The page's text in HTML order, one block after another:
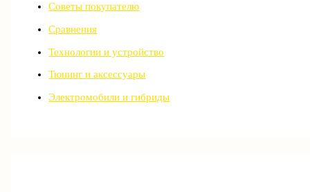
Советы покупателю
Сравнения
Технологии и устройство
Тюнинг и аксессуары
Электромобили и гибриды